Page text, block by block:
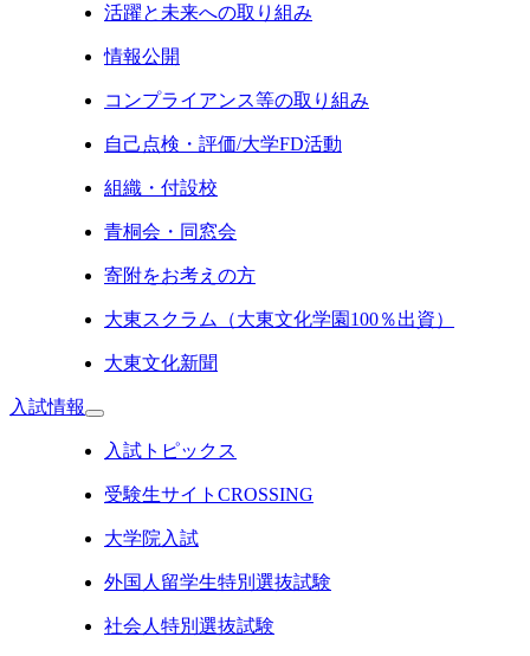
活躍と未来への取り組み
情報公開
コンプライアンス等の取り組み
自己点検・評価/大学FD活動
組織・付設校
青桐会・同窓会
寄附をお考えの方
大東スクラム（大東文化学園100％出資）
大東文化新聞
入試情報
入試トピックス
受験生サイトCROSSING
大学院入試
外国人留学生特別選抜試験
社会人特別選抜試験